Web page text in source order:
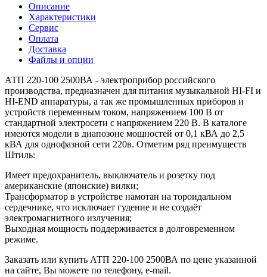
Описание
Характеристики
Сервис
Оплата
Доставка
Файлы и опции
АТП 220-100 2500ВА - электроприбор российского
производства, предназначен для питания музыкальной HI-FI и
HI-END аппаратуры, а так же промышленных приборов и
устройств переменным током, напряжением 100 В от
стандартной электросети с напряжением 220 В. В каталоге
имеются модели в диапозоне мощностей от 0,1 кВА до 2,5
кВА для однофазной сети 220в. Отметим ряд преимуществ
Штиль:
Имеет предохранитель, выключатель и розетку под
американские (японские) вилки;
Трансформатор в устройстве намотан на тороидальном
сердечнике, что исключает гудение и не создаёт
электромагнитного излучения;
Выходная мощность поддерживается в долговременном
режиме.
Заказать или купить АТП 220-100 2500ВА по цене указанной
на сайте, Вы можете по телефону, e-mail.